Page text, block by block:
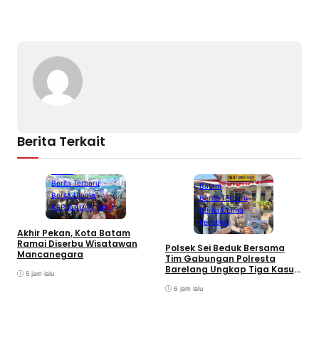
Berita Terkait
Berita Terbaru
Berita Utama
KEPULAUAN RIAU
Akhir Pekan, Kota Batam
Ramai Diserbu Wisatawan
Mancanegara
5 jam lalu
Batam
Berita Terbaru
Berita Utama
Peristiwa
Polsek Sei Beduk Bersama
Tim Gabungan Polresta
Barelang Ungkap Tiga Kasus
6 jam lalu